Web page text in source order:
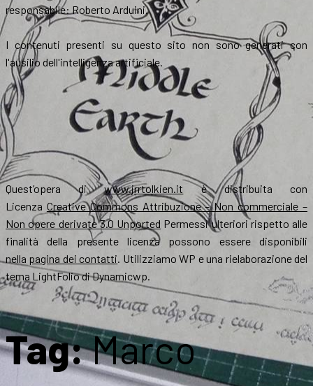
responsabile: Roberto Arduini.
I contenuti presenti su questo sito non sono generati con
l'ausilio dell'intelligenza artificiale.
Quest’opera diwww.jrrtolkien.it è distribuita con
Licenza Creative Commons Attribuzione – Non commerciale –
Non opere derivate 3.0 Unported Permessi ulteriori rispetto alle
finalità della presente licenza possono essere disponibili
nella pagina dei contatti. Utilizziamo WP e una rielaborazione del
tema LightFolio di Dynamicwp.
Tag:Marco